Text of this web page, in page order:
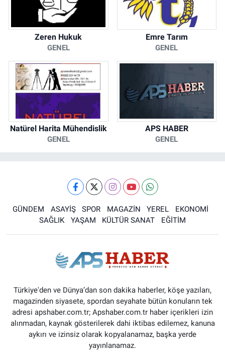
Zeren Hukuk
GENEL
Emre Tarım
GENEL
Natürel Harita Mühendislik
GENEL
APS HABER
GENEL
GÜNDEM ASAYİŞ SPOR MAGAZİN YEREL
EKONOMİ
SAĞLIK
YAŞAM KÜLTÜR SANAT EĞİTİM
Türkiye'den ve Dünya’dan son dakika haberler, köşe yazıları,
magazinden siyasete, spordan seyahate bütün konuların tek
adresi apshaber.com.tr; Apshaber.com.tr haber içerikleri izin
alınmadan, kaynak gösterilerek dahi iktibas edilemez, kanuna
aykırı ve izinsiz olarak kopyalanamaz, başka yerde
yayınlanamaz.